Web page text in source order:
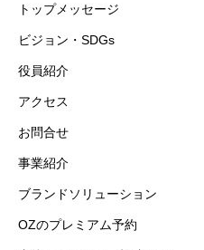
トップメッセージ
ビジョン・SDGs
役員紹介
アクセス
お問合せ
事業紹介
ブランドソリューション
OZのプレミアム予約